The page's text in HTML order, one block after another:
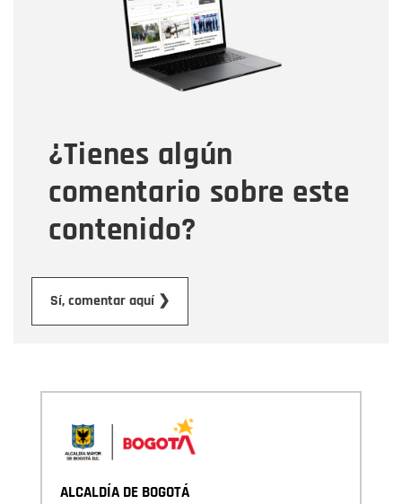
¿Tienes algún
comentario sobre este
contenido?
Sí, comentar aquí ❯
Correo electrónico
Tipo de comentario
Mensaje
ALCALDÍA DE BOGOTÁ